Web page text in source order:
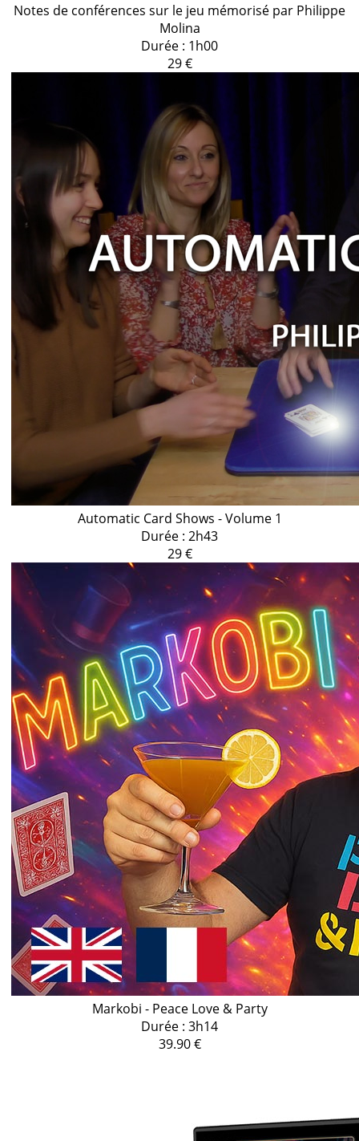
Notes de conférences sur le jeu mémorisé par Philippe
Molina
Durée : 1h00
29 €
Automatic Card Shows - Volume 1
Durée : 2h43
29 €
Markobi - Peace Love & Party
Durée : 3h14
39.90 €